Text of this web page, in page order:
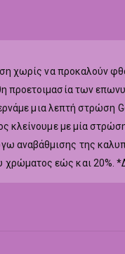
χωρίς να προκαλούν
προετοιμασία των
μια λεπτή στρώση
κλείνουμε με μία
αναβάθμισης της
εώς και 20%.